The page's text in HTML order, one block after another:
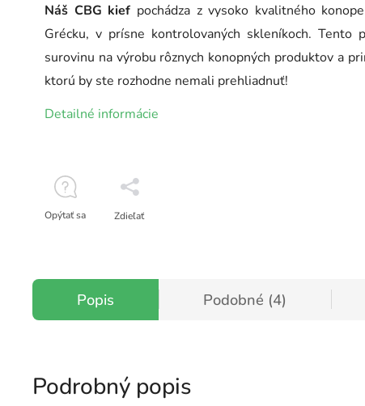
Náš CBG kief pochádza z vysoko kvalitného
Grécku, v prísne kontrolovaných skleníkoch. Tento
surovinu na výrobu rôznych konopných produktov a
ktorú by ste rozhodne nemali prehliadnuť!
Detailné informácie
Opýtať sa Zdieľať
Popis Podobné (4)
Podrobný popis